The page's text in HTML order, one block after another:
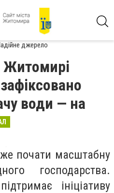
джерело
Житомирі
води — на
почати масштабну
господарства.
ініціативу